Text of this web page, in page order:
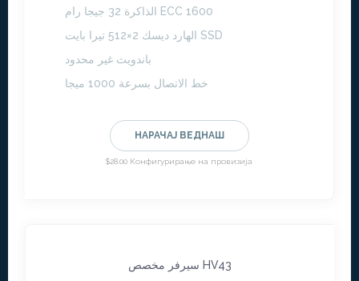
الذاكرة 32 جيجا رام ECC 1600
الهارد ديسك 2×512 تيرا بايت SSD
باندويث غير محدود
خط الاتصال بسرعة 1000 ميجا
НАРАЧАЈ ВЕДНАШ
$28.00 Конфигурирање на провизија
سيرفر مخصص HV43